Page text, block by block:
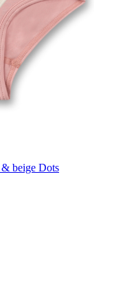
beige Dots